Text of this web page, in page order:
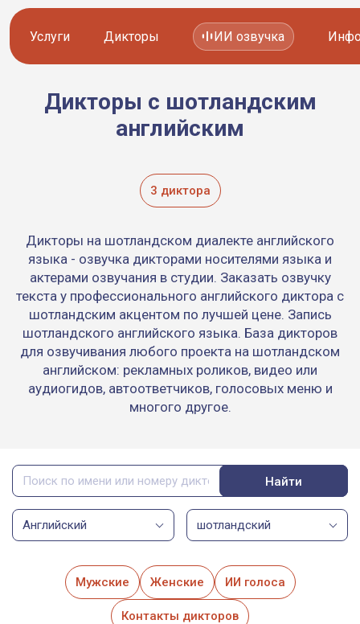
Услуги
Озвучка видео
Работа с текстом
Другие услуги
8 800 200-45-51
Заказать звонок
Дикторы
Иностранные дикторы
Актеры озвучки
ИИ голоса
8 800 200-45-51
Заказать звонок
ИИ озвучка
Дикторы с шотландским
английским
3 диктора
Дикторы на шотландском диалекте английского
языка - озвучка дикторами носителями языка и
актерами озвучания в студии. Заказать озвучку
текста у профессионального английского диктора с
шотландским акцентом по лучшей цене. Запись
шотландского английского языка. База дикторов
для озвучивания любого проекта на шотландском
английском: рекламных роликов, видео или
аудиогидов, автоответчиков, голосовых меню и
многого другое.
Найти
Английский шотландский
Мужские Женские ИИ голоса
Контакты дикторов